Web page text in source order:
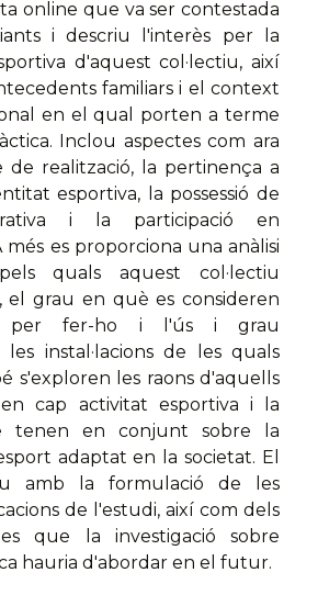
online que va ser contestada
i descriu l'interès per la
d'aquest col·lectiu, així
familiars i el context
en el qual porten a terme
Inclou aspectes com ara
realització, la pertinença a
esportiva, la possessió de
i la participació en
més es proporciona una anàlisi
quals aquest col·lectiu
el grau en què es consideren
per fer-ho i l'ús i grau
instal·lacions de les quals
s'exploren les raons d'aquells
cap activitat esportiva i la
tenen en conjunt sobre la
adaptat en la societat. El
amb la formulació de les
de l'estudi, així com dels
que la investigació sobre
hauria d'abordar en el futur.